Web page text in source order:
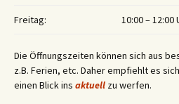
Freitag: 10:00 – 12:00
Die Öffnungszeiten können sich aus
z.B. Ferien, etc. Daher empfiehlt es
einen Blick ins aktuell zu werfen.